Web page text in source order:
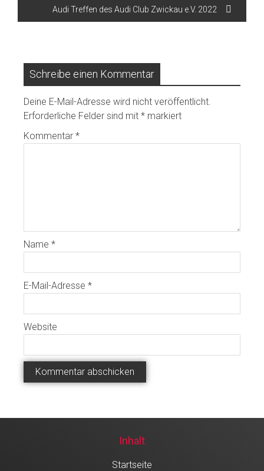
Audi Treffen des Audi Club Zwickau e.V. 2022
Schreibe einen Kommentar
Deine E-Mail-Adresse wird nicht veröffentlicht.
Erforderliche Felder sind mit * markiert
Kommentar *
Name *
E-Mail-Adresse *
Website
Inhalt
Startseite